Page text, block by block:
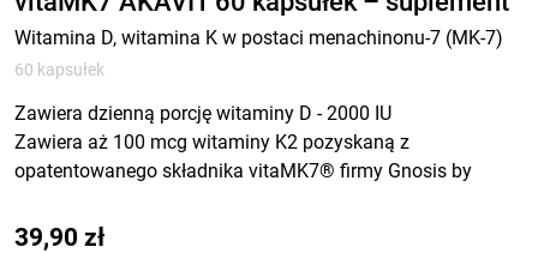
diety
Witamina D, witamina K w postaci menachinonu-7 (MK-7)
60 kapsułek
Zawiera dzienną porcję witaminy D - 2000 IU
Zawiera aż 100 mcg witaminy K2 pozyskaną z
opatentowanego składnika vitaMK7® firmy Gnosis by
39,90 zł